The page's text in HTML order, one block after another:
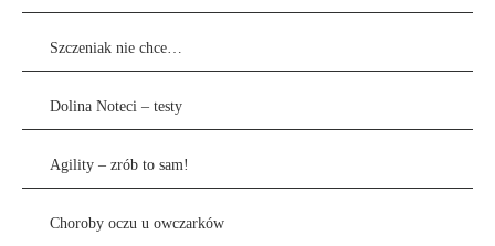
Szczeniak nie chce…
Dolina Noteci – testy
Agility – zrób to sam!
Choroby oczu u owczarków